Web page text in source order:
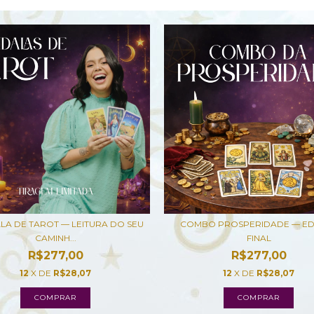
DE TAROT — LEITURA DO SEU
CAMINH...
R$277,00
12 X DE R$28,07
COMPRAR
COMBO PROSPERIDADE —
FINAL
R$277,00
12 X DE R$28,07